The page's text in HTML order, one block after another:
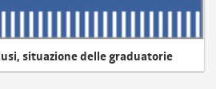
situazione delle graduatorie